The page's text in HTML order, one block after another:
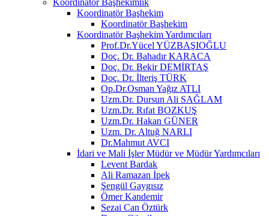
Koordinatör Başhekim
Koordinatör Başhekim
Koordinatör Başhekim Yardımcıları
Prof.Dr.Yücel YÜZBAŞIOĞLU
Doç. Dr. Bahadır KARACA
Doç. Dr. Bekir DEMİRTAŞ
Doç. Dr. İlteriş TÜRK
Op.Dr.Osman Yağız ATLI
Uzm.Dr. Dursun Ali SAĞLAM
Uzm.Dr. Rıfat BOZKUŞ
Uzm.Dr. Hakan GÜNER
Uzm. Dr. Altuğ NARLI
Dr.Mahmut AVCI
İdari ve Mali İşler Müdür ve Müdür Yardımcıları
Levent Bardak
Ali Ramazan İpek
Şengül Gaygısız
Ömer Kandemir
Sezai Can Öztürk